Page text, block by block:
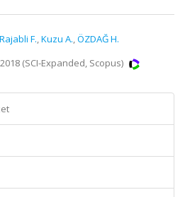
Rajabli F.,Kuzu A.,ÖZDAĞ H.
(SCI-Expanded, Scopus)